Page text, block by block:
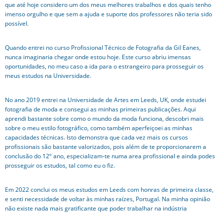
que até hoje considero um dos meus melhores trabalhos e dos quais tenho
imenso orgulho e que sem a ajuda e suporte dos professores não teria sido
possível.
Quando entrei no curso Profissional Técnico de Fotografia da Gil Eanes,
nunca imaginaria chegar onde estou hoje. Este curso abriu imensas
oportunidades, no meu caso a ida para o estrangeiro para prosseguir os
meus estudos na Universidade.
No ano 2019 entrei na Universidade de Artes em Leeds, UK, onde estudei
fotografia de moda e consegui as minhas primeiras publicações. Aqui
aprendi bastante sobre como o mundo da moda funciona, descobri mais
sobre o meu estilo fotográfico, como também aperfeiçoei as minhas
capacidades técnicas. Isto demonstra que cada vez mais os cursos
profissionais são bastante valorizados, pois além de te proporcionarem a
conclusão do 12º ano, especializam-te numa area profissional e ainda podes
prosseguir os estudos, tal como eu o fiz.
Em 2022 conclui os meus estudos em Leeds com honras de primeira classe,
e senti necessidade de voltar às minhas raízes, Portugal. Na minha opinião
não existe nada mais gratificante que poder trabalhar na indústria